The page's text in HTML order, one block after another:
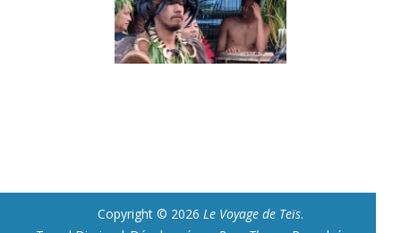
Copyright © 2026 Le Voyage de Teïs.